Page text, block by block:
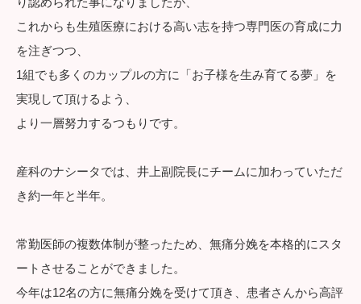
これからも生殖医療における高い志を持つ専門医の育成に力
を注ぎつつ、
1組でも多くのカップルの方に「お子様を生み育てる夢」を
実現して頂けるよう、
より一層努力するつもりです。
産科のナシータでは、井上副院長にチームに加わっていただ
き約一年と半年。
常勤医師の複数体制が整ったため、無痛分娩を本格的にスタ
ートさせることができました。
今年は12名の方に無痛分娩を受けて頂き、患者さんから高評